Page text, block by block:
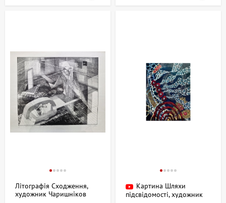
Літографія Сходження,
художник Чаришніков
Картина Шляхи
підсвідомості, художник